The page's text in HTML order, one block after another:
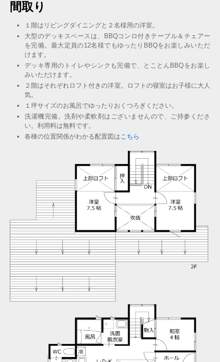
間取り
１階はリビングダイニングと２名様用の洋室。
大型のデッキスペースは、BBQコンロ付きテーブル＆チェアー
を完備。最大定員の12名様でもゆったりBBQをお楽しみいただ
けます。
デッキ専用のトイレやシンクも完備で、とことんBBQをお楽し
みいただけます。
２階はそれぞれロフト付きの洋室。ロフトの寝室はお子様に大人
気。
１坪サイズのお風呂でゆったりおくつろぎください。
洗濯機完備。洗剤や柔軟剤はございませんので、ご持参くださ
い。利用料は無料です。
各棟の位置関係がわかる配置図はこちら